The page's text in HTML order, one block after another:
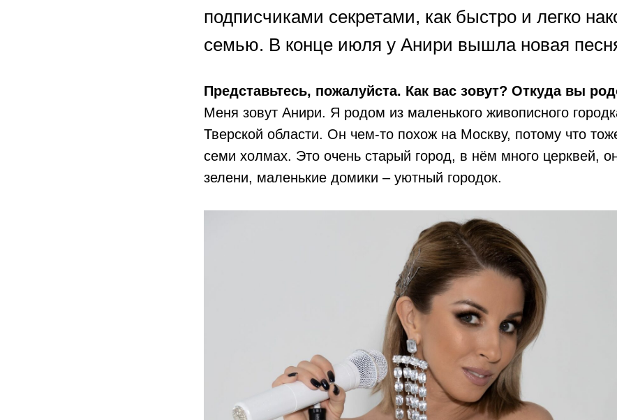
подписчиками секретами, как быстро и легко
семью. В конце июля у Анири вышла новая
Представьтесь, пожалуйста. Как вас зовут? Откуда вы
Меня зовут Анири. Я родом из маленького живописного
Тверской области. Он чем-то похож на Москву, потому что
семи холмах. Это очень старый город, в нём много церквей,
зелени, маленькие домики – уютный городок.